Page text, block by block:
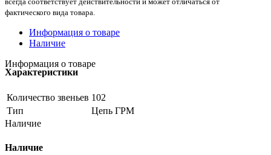
фактического вида товара.
Информация о товаре
Наличие
Информация о товаре
Характеристики
Количество звеньев 102
Тип
Цепь ГРМ
Наличие
Наличие